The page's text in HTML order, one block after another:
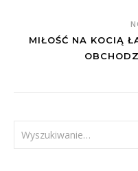
MIŁOŚĆ NA KOCIĄ